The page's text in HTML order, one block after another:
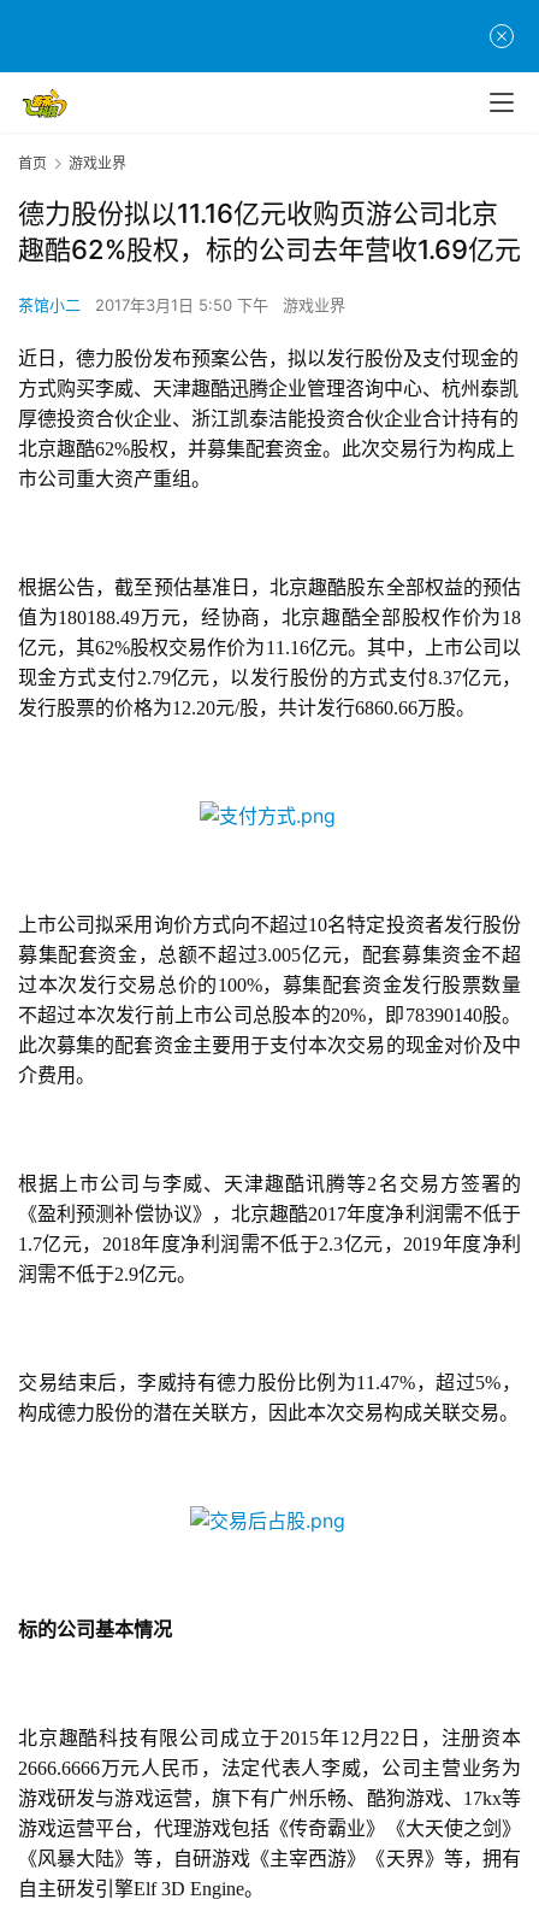
首页 游戏业界
德力股份拟以11.16亿元收购页游公司北京
趣酷62%股权，标的公司去年营收1.69亿元
茶馆小二 2017年3月1日 5:50 下午 游戏业界
近日，德力股份发布预案公告，拟以发行股份及支付现金的
方式购买李威、天津趣酷迅腾企业管理咨询中心、杭州泰凯
厚德投资合伙企业、浙江凯泰洁能投资合伙企业合计持有的
北京趣酷62%股权，并募集配套资金。此次交易行为构成上
市公司重大资产重组。
根据公告，截至预估基准日，北京趣酷股东全部权益的预估
值为180188.49万元，经协商，北京趣酷全部股权作价为18
亿元，其62%股权交易作价为11.16亿元。其中，上市公司以
现金方式支付2.79亿元，以发行股份的方式支付8.37亿元，
发行股票的价格为12.20元/股，共计发行6860.66万股。
上市公司拟采用询价方式向不超过10名特定投资者发行股份
募集配套资金，总额不超过3.005亿元，配套募集资金不超
过本次发行交易总价的100%，募集配套资金发行股票数量
不超过本次发行前上市公司总股本的20%，即78390140股。
此次募集的配套资金主要用于支付本次交易的现金对价及中
介费用。
根据上市公司与李威、天津趣酷讯腾等2名交易方签署的
《盈利预测补偿协议》，北京趣酷2017年度净利润需不低于
1.7亿元，2018年度净利润需不低于2.3亿元，2019年度净利
润需不低于2.9亿元。
交易结束后，李威持有德力股份比例为11.47%，超过5%，
构成德力股份的潜在关联方，因此本次交易构成关联交易。
标的公司基本情况
北京趣酷科技有限公司成立于2015年12月22日，注册资本
2666.6666万元人民币，法定代表人李威，公司主营业务为
游戏研发与游戏运营，旗下有广州乐畅、酷狗游戏、17kx等
游戏运营平台，代理游戏包括《传奇霸业》《大天使之剑》
《风暴大陆》等，自研游戏《主宰西游》《天界》等，拥有
自主研发引擎Elf 3D Engine。